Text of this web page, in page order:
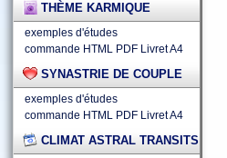
THÈME KARMIQUE
exemples d'études
commande HTML PDF Livret A4
SYNASTRIE DE COUPLE
exemples d'études
commande HTML PDF Livret A4
CLIMAT ASTRAL TRANSITS